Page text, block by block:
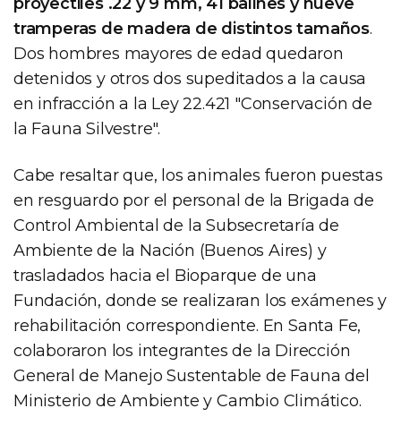
tramperas de madera de distintos tamaños.
Dos hombres mayores de edad quedaron
detenidos y otros dos supeditados a la causa
en infracción a la Ley 22.421 "Conservación de
la Fauna Silvestre".
Cabe resaltar que, los animales fueron puestas
en resguardo por el personal de la Brigada de
Control Ambiental de la Subsecretaría de
Ambiente de la Nación (Buenos Aires) y
trasladados hacia el Bioparque de una
Fundación, donde se realizaran los exámenes y
rehabilitación correspondiente. En Santa Fe,
colaboraron los integrantes de la Dirección
General de Manejo Sustentable de Fauna del
Ministerio de Ambiente y Cambio Climático.